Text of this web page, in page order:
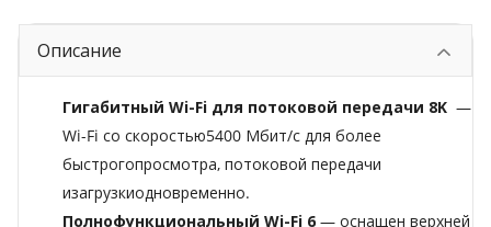
Описание
Гигабитный Wi-Fi для потоковой передачи 8K —
Wi-Fi со скоростью5400 Мбит/с для более
быстрогопросмотра, потоковой передачи
изагрузкиодновременно.
Полнофункциональный Wi-Fi 6 — оснащен верхней